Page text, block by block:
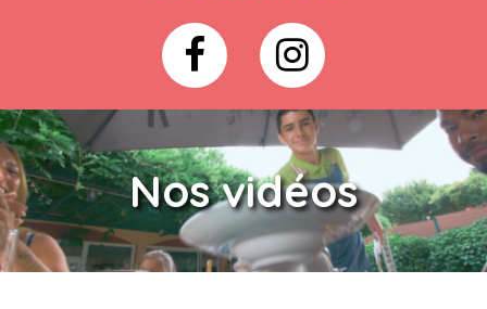
Nos vidéos